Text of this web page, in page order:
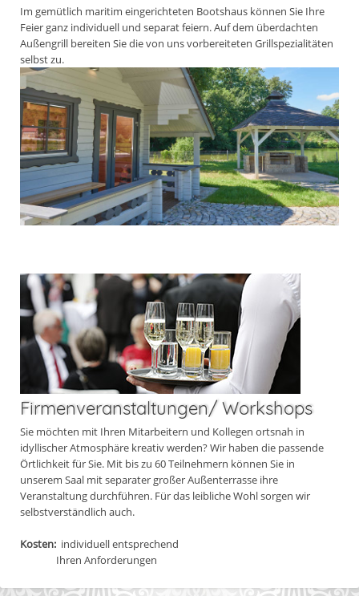
Im gemütlich maritim eingerichteten Bootshaus können Sie Ihre
Feier ganz individuell und separat feiern. Auf dem überdachten
Außengrill bereiten Sie die von uns vorbereiteten Grillspezialitäten
selbst zu.
Firmenveranstaltungen/ Workshops
Sie möchten mit Ihren Mitarbeitern und Kollegen ortsnah in
idyllischer Atmosphäre kreativ werden? Wir haben die passende
Örtlichkeit für Sie. Mit bis zu 60 Teilnehmern können Sie in
unserem Saal mit separater großer Außenterrasse ihre
Veranstaltung durchführen. Für das leibliche Wohl sorgen wir
selbstverständlich auch.
Kosten: individuell entsprechend
Ihren Anforderungen